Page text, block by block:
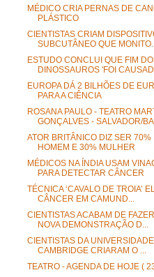
MÉDICO CRIA PERNAS DE
PLÁSTICO
CIENTISTAS CRIAM
SUBCUTÂNEO QUE
ESTUDO CONCLUI QUE FIM
DINOSSAUROS 'FOI
EUROPA DÁ 2 BILHÕES DE
PARA A CIÊNCIA
ROSANA PAULO - TEATRO
GONÇALVES - SALVADOR/BA
ATOR BRITÂNICO DIZ SER 70%
HOMEM E 30% MULHER
MÉDICOS NA ÍNDIA USAM
PARA DETECTAR CÂNCER
TÉCNICA ‘CAVALO DE TROIA’
CÂNCER EM CAMUND...
CIENTISTAS ACABAM DE
NOVA DEMONSTRAÇÃO D...
CIENTISTAS DA
CAMBRIDGE CRIARAM O ...
TEATRO - AGENDA DE HOJE (